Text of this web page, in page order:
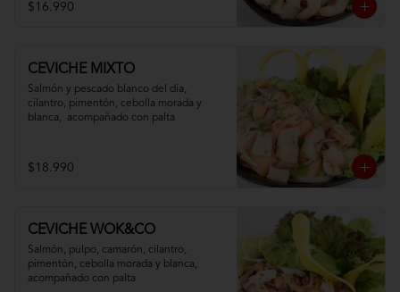
$16.990
CEVICHE MIXTO
Salmón y pescado blanco del dia,
cilantro, pimentón, cebolla morada y
blanca,  acompañado con palta
$18.990
CEVICHE WOK&CO
Salmón, pulpo, camarón, cilantro,
pimentón, cebolla morada y blanca,
acompañado con palta